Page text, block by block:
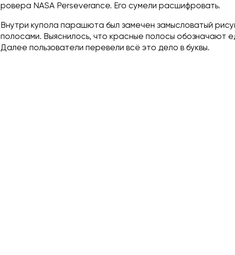
ровера NASA Perseverance. Его сумели расшифровать.
Внутри купола парашюта был замечен замысловатый
полосами. Выяснилось, что красные полосы обозначают
Далее пользователи перевели всё это дело в буквы.